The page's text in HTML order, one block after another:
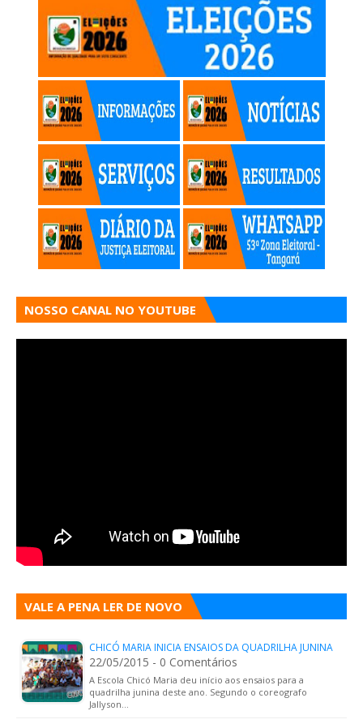
NOSSO CANAL NO YOUTUBE
VALE A PENA LER DE NOVO
CHICÓ MARIA INICIA ENSAIOS DA QUADRILHA JUNINA
22/05/2015 - 0 Comentários
A Escola Chicó Maria deu início aos ensaios para a
quadrilha junina deste ano. Segundo o coreografo
Jallyson…